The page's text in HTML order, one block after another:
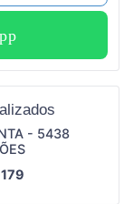
- 5438